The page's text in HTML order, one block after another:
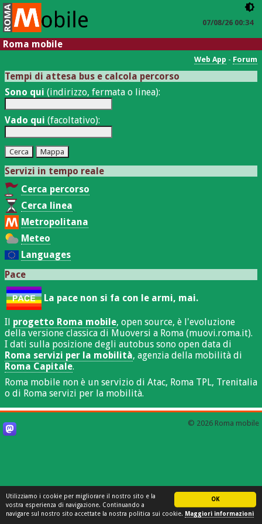
OK
Utilizziamo i cookie per migliorare il nostro sito e la
vostra esperienza di navigazione. Continuando a
navigare sul nostro sito accettate la nostra politica sui cookie. Maggiori informazioni
07/08/26 00:34
Roma mobile
Web App - Forum
Tempi di attesa bus e calcola percorso
Sono qui (indirizzo, fermata o linea):
Vado qui (facoltativo):
Servizi in tempo reale
Cerca percorso
Cerca linea
Metropolitana
Meteo
Languages
Pace
La pace non si fa con le armi, mai.
Il progetto Roma mobile, open source, è l'evoluzione
della versione classica di Muoversi a Roma (muovi.roma.it).
I dati sulla posizione degli autobus sono open data di
Roma servizi per la mobilità, agenzia della mobilità di
Roma Capitale.
Roma mobile non è un servizio di Atac, Roma TPL, Trenitalia
o di Roma servizi per la mobilità.
© 2026 Roma mobile